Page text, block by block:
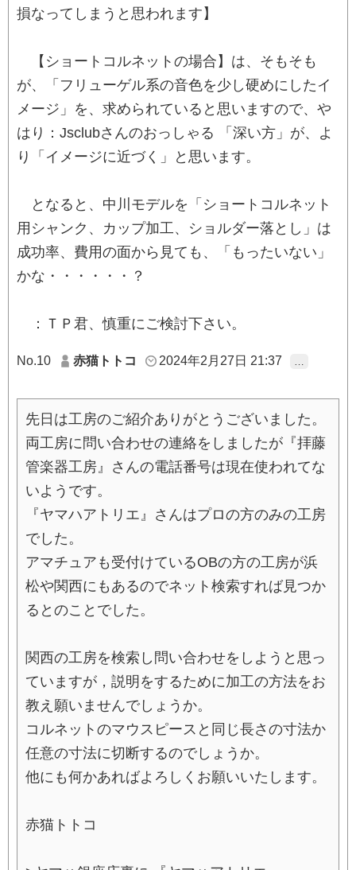
損なってしまうと思われます】
【ショートコルネットの場合】は、そもそも
が、「フリューゲル系の音色を少し硬めにしたイ
メージ」を、求められていると思いますので、や
はり：Jsclubさんのおっしゃる 「深い方」が、よ
り「イメージに近づく」と思います。
となると、中川モデルを「ショートコルネット
用シャンク、カップ加工、ショルダー落とし」は
成功率、費用の面から見ても、「もったいない」
かな・・・・・・？
：ＴＰ君、慎重にご検討下さい。
No.10 赤猫トトコ 2024年2月27日 21:37
先日は工房のご紹介ありがとうございました。
両工房に問い合わせの連絡をしましたが『拝藤
管楽器工房』さんの電話番号は現在使われてな
いようです。
『ヤマハアトリエ』さんはプロの方のみの工房
でした。
アマチュアも受付けているOBの方の工房が浜
松や関西にもあるのでネット検索すれば見つか
るとのことでした。
関西の工房を検索し問い合わせをしようと思っ
ていますが，説明をするために加工の方法をお
教え願いませんでしょうか。
コルネットのマウスピースと同じ長さの寸法か
任意の寸法に切断するのでしょうか。
他にも何かあればよろしくお願いいたします。
赤猫トトコ